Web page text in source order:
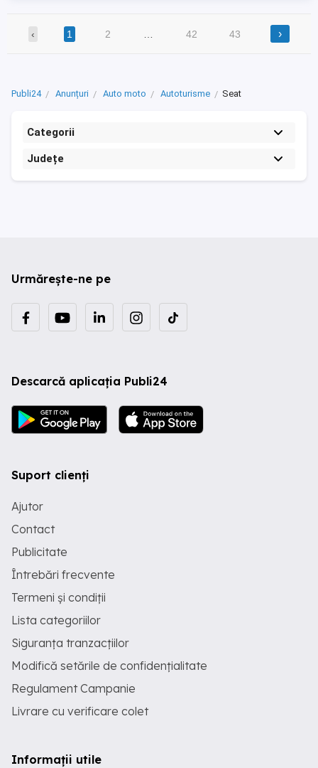
‹ 1 2 42 43 ›
Publi24 Anunțuri Auto moto Autoturisme Seat
Categorii
Județe
Urmărește-ne pe
Descarcă aplicația Publi24
Suport clienți
Ajutor
Contact
Publicitate
Întrebări frecvente
Termeni și condiții
Lista categoriilor
Siguranța tranzacțiilor
Modifică setările de confidențialitate
Regulament Campanie
Livrare cu verificare colet
Informații utile